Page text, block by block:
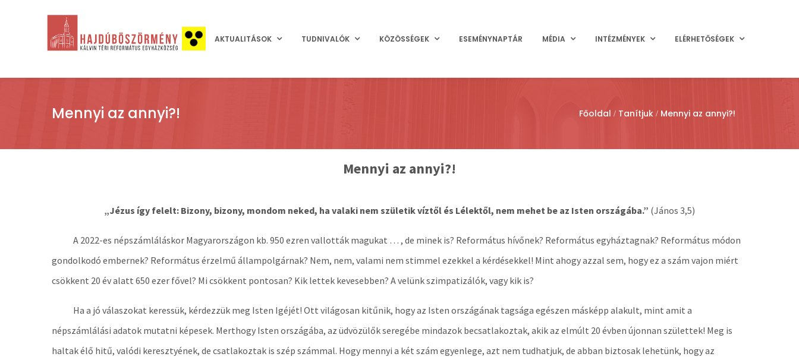
AKTUALITÁSOK TUDNIVALÓK KÖZÖSSÉGEK ESEMÉNYNAPTÁR MÉDIA INTÉZMÉNYEK ELÉRHETŐSÉGEK
Mennyi az annyi?! Főoldal Tanítjuk Mennyi az annyi?!
Mennyi az annyi?!
„Jézus így felelt: Bizony, bizony, mondom neked, ha valaki nem születik víztől és Lélektől, nem mehet be az Isten országába.” (János 3,5)
A 2022-es népszámláláskor Magyarországon kb. 950 ezren vallották magukat … , de minek is? Református hívőnek? Református egyháztagnak? Református módon
gondolkodó embernek? Református érzelmű állampolgárnak? Nem, nem, valami nem stimmel ezekkel a kérdésekkel! Mint ahogy azzal sem, hogy ez a szám vajon miért
csökkent 20 év alatt 650 ezer fővel? Mi csökkent pontosan? Kik lettek kevesebben? A velünk szimpatizálók, vagy kik is?
Ha a jó válaszokat keressük, kérdezzük meg Isten Igéjét! Ott világosan kitűnik, hogy az Isten országának tagsága egészen másképp alakult, mint amit a
népszámlálási adatok mutatni képesek. Merthogy Isten országába, az üdvözülők seregébe mindazok becsatlakoztak, akik az elmúlt 20 évben újonnan születtek! Meg is
haltak élő hitű, valódi keresztyének, de csatlakoztak is szép számmal. Hogy mennyi a két szám egyenlege, azt nem tudhatjuk, de abban biztosak lehetünk, hogy az